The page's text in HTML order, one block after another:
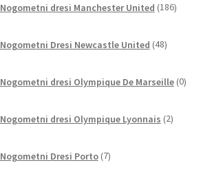
Nogometni dresi Manchester United 186izdelkov
Nogometni Dresi Newcastle United 48izdelkov
Nogometni dresi Olympique De Marseille 0
Nogometni dresi Olympique Lyonnais 2izdelka
Nogometni Dresi Porto 7izdelkov